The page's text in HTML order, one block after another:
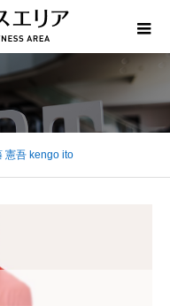
憲吾 kengo ito